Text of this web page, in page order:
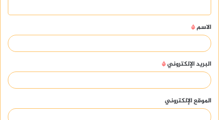
ق
*
الاسم*
البريد الإلكتروني*
الموقع الإلكتروني